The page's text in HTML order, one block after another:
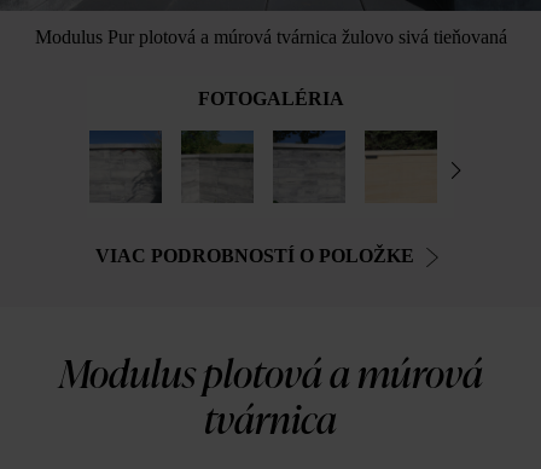
Modulus Pur plotová a múrová tvárnica žulovo sivá tieňovaná
FOTOGALÉRIA
VIAC PODROBNOSTÍ O POLOŽKE
Modulus plotová a múrová
tvárnica